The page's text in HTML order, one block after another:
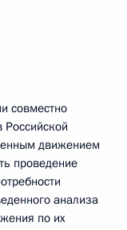
совместно
Российской
движением
проведение
анализа
по их